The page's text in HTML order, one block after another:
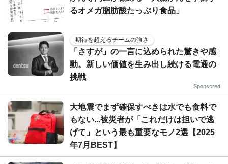
るオメガ脂肪酸たっぷり食品」
期待を超えるチームの強さ
「さすが」の一言に込められた驚きや感
動。新しい価値を生み出し続ける電通の
挑戦
Sponsored
大地震でまず確保すべきは水でも食料で
もない...被災者が「これだけは担いで逃
げて」という最も重要なモノ2選【2025
年7月BEST】